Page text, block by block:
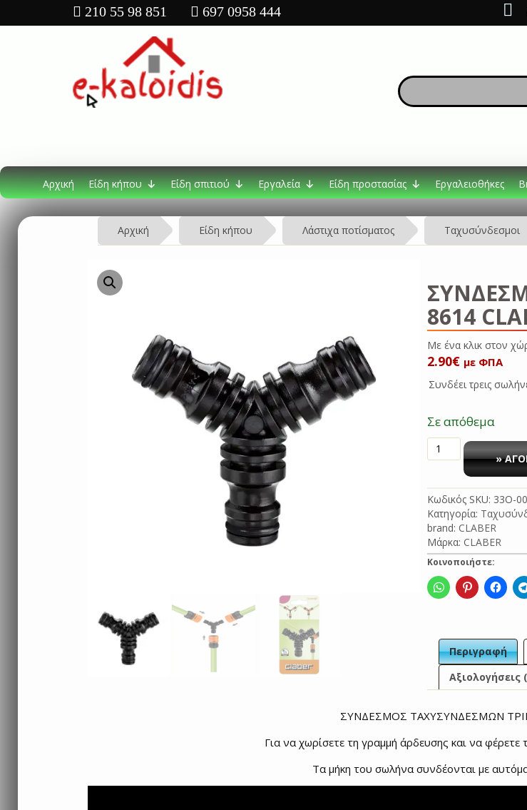
210 55 98 851 697 0958 444
Αρχική Είδη κήπου Είδη σπιτιού Εργαλεία Είδη προστασίας Εργαλειοθήκες
Αρχική Είδη κήπου Λάστιχα ποτίσματος Ταχυσύνδεσμοι
8614
Με ένα κλικ στον
2.90€ με ΦΠΑ
Συνδέει τρεις
Σε απόθεμα
ΣΥΝΔΕΣΜΟΣ
ΤΑΧΥΣΥΝΔΕΣΜΩΝ
ΤΡΙΠΛΟΣ
8614
CLABER
ποσότητα
»
Κωδικός SKU: 33O-
Κατηγορία:
brand: CLABER
Μάρκα: CLABER
Κοινοποιήστε:
Περιγραφή
Αξιολογήσεις
ΣΥΝΔΕΣΜΟΣ ΤΑΧΥΣΥΝΔΕΣΜΩΝ
Για να χωρίσετε τη γραμμή άρδευσης και να φέρετε
Τα μήκη του σωλήνα συνδέονται με